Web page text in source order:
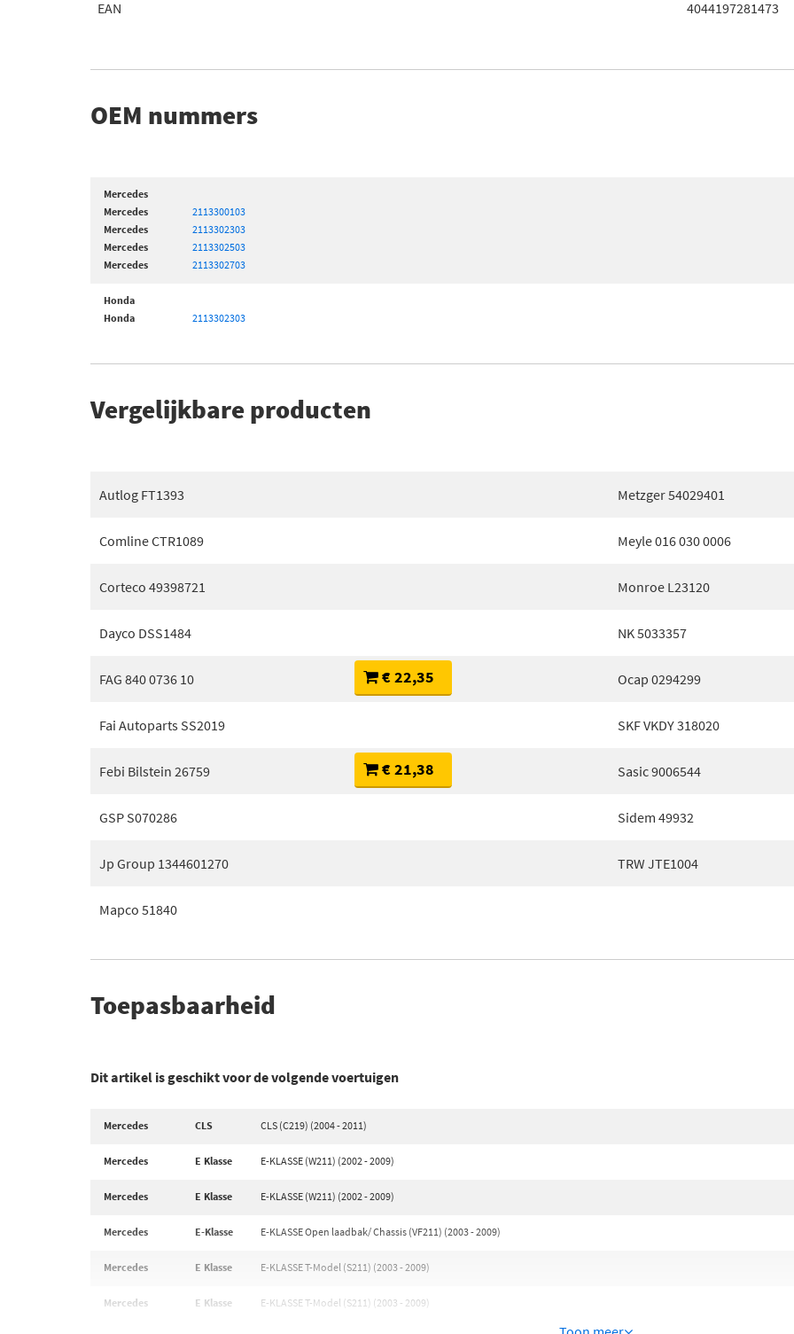
EAN
4044197281473
OEM nummers
Mercedes
Mercedes
2113300103
Mercedes
2113302303
Mercedes
2113302503
Mercedes
2113302703
Honda
Honda
2113302303
Vergelijkbare producten
Autlog FT1393
Comline CTR1089
Corteco 49398721
Dayco DSS1484
FAG 840 0736 10 € 22,35
Fai Autoparts SS2019
Febi Bilstein 26759 € 21,38
GSP S070286
Jp Group 1344601270
Mapco 51840
Metzger 54029401
Meyle 016 030 0006
Monroe L23120
NK 5033357
Ocap 0294299
SKF VKDY 318020
Sasic 9006544
Sidem 49932
TRW JTE1004
Toepasbaarheid
Dit artikel is geschikt voor de volgende voertuigen
Mercedes CLS CLS (C219) (2004 - 2011)
Mercedes E Klasse E-KLASSE (W211) (2002 - 2009)
Mercedes E Klasse E-KLASSE (W211) (2002 - 2009)
Mercedes E-Klasse E-KLASSE Open laadbak/ Chassis (VF211) (2003 - 2009)
Mercedes E Klasse E-KLASSE T-Model (S211) (2003 - 2009)
Mercedes E Klasse E-KLASSE T-Model (S211) (2003 - 2009)